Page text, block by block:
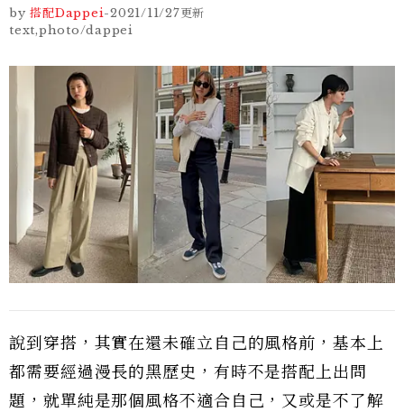
by 搭配Dappei-2021/11/27更新
text,photo/dappei
說到穿搭，其實在還未確立自己的風格前，基本上
都需要經過漫長的黑歷史，有時不是搭配上出問
題，就單純是那個風格不適合自己，又或是不了解